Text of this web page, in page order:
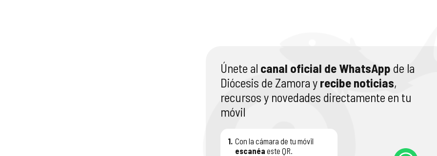
Únete al canal oficial de WhatsApp de la
Diócesis de Zamora y recibe noticias,
recursos y novedades directamente en tu
móvil
1. Con la cámara de tu móvil
escanéa este QR.